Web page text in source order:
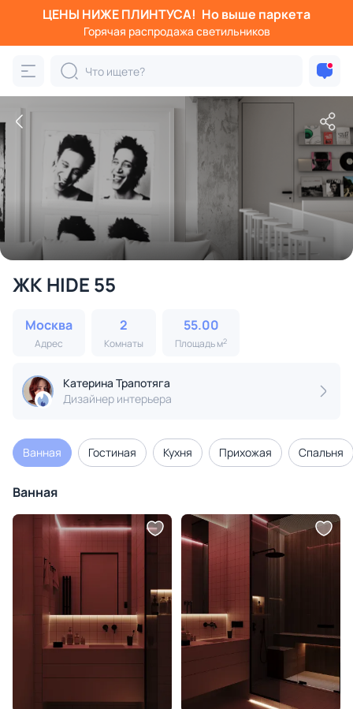
ЦЕНЫ НИЖЕ ПЛИНТУСА! Но выше паркета
Горячая распродажа светильников
ЖК HIDE 55
Москва
Адрес
2
Комнаты
55.00
Площадь м2
Катерина Трапотяга
Дизайнер интерьера
Ванная Гостиная Кухня Прихожая Спальня
Ванная